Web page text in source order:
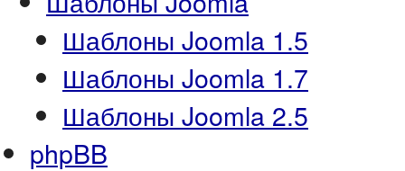
Шаблоны Joomla 1.5
Шаблоны Joomla 1.7
Шаблоны Joomla 2.5
phpBB